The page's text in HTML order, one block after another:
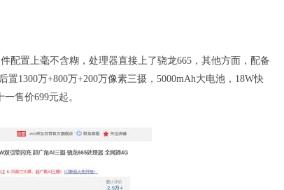
配置上毫不含糊，处理器直接上了骁龙665，其他方面，配备
置1300万+800万+200万像素三摄，5000mAh大电池，18W快
售价699元起。